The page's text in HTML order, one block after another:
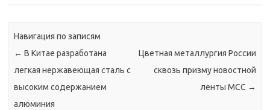
Навигация по записям
← В Китае разработана
легкая нержавеющая сталь с
высоким содержанием
алюминия
Цветная металлургия России
сквозь призму новостной
ленты МСС →